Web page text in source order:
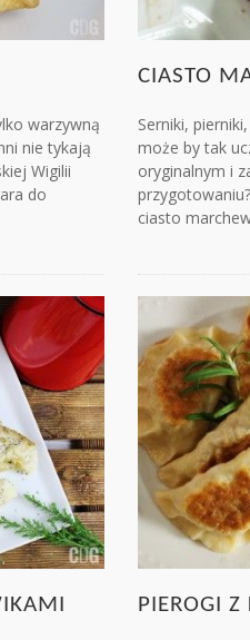
warzywną
nie tykają
Wigilii
do
CIASTO
Serniki,
może by tak
oryginalnym i
ciasto
PIEROGI Z